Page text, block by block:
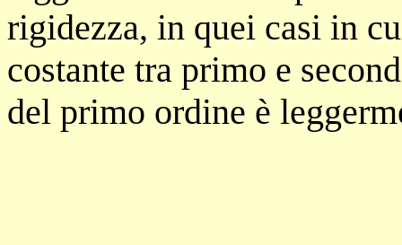
rigidezza, in quei casi in
costante tra primo e
del primo ordine è